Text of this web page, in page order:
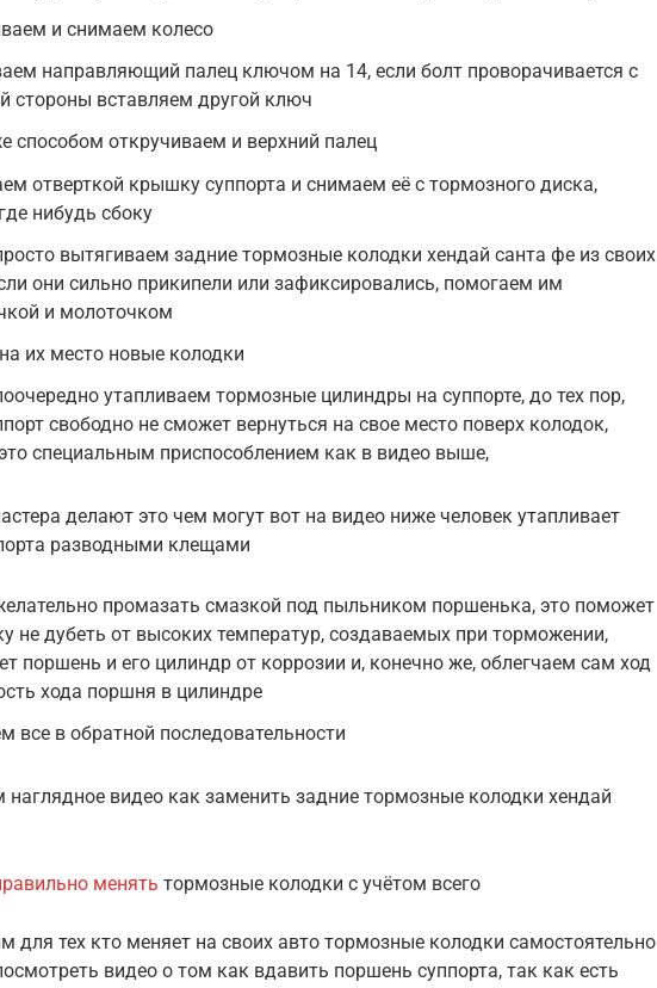
и снимаем колесо
направляющий палец ключом на 14, если болт проворачивается с
стороны вставляем другой ключ
способом откручиваем и верхний палец
отверткой крышку суппорта и снимаем её с тормозного диска,
нибудь сбоку
вытягиваем задние тормозные колодки хендай санта фе из своих
они сильно прикипели или зафиксировались, помогаем им
и молоточком
их место новые колодки
утапливаем тормозные цилиндры на суппорте, до тех пор,
свободно не сможет вернуться на свое место поверх колодок,
специальным приспособлением как в видео выше,
делают это чем могут вот на видео ниже человек утапливает
разводными клещами
промазать смазкой под пыльником поршенька, это поможет
не дубеть от высоких температур, создаваемых при торможении,
поршень и его цилиндр от коррозии и, конечно же, облегчаем сам ход
хода поршня в цилиндре
все в обратной последовательности
наглядное видео как заменить задние тормозные колодки хендай
менять тормозные колодки с учётом всего
для тех кто меняет на своих авто тормозные колодки самостоятельно
видео о том как вдавить поршень суппорта, так как есть